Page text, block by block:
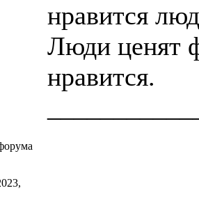
нравится
Люди ценят
нравится.